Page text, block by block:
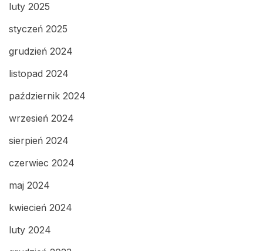
luty 2025
styczeń 2025
grudzień 2024
listopad 2024
październik 2024
wrzesień 2024
sierpień 2024
czerwiec 2024
maj 2024
kwiecień 2024
luty 2024